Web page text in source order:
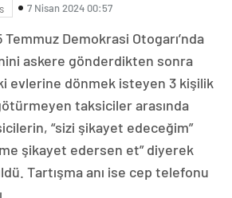
7 Nisan 2024 00:57
Temmuz Demokrasi Otogarı’nda
askere gönderdikten sonra
evlerine dönmek isteyen 3 kişilik
taksiciler arasında
“sizi şikayet edeceğim”
şikayet edersen et” diyerek
Tartışma anı ise cep telefonu